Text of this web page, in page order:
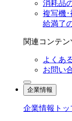
消耗品
複写機
給満了
関連コンテン
よくあ
お問い
企業情報
企業情報トッ